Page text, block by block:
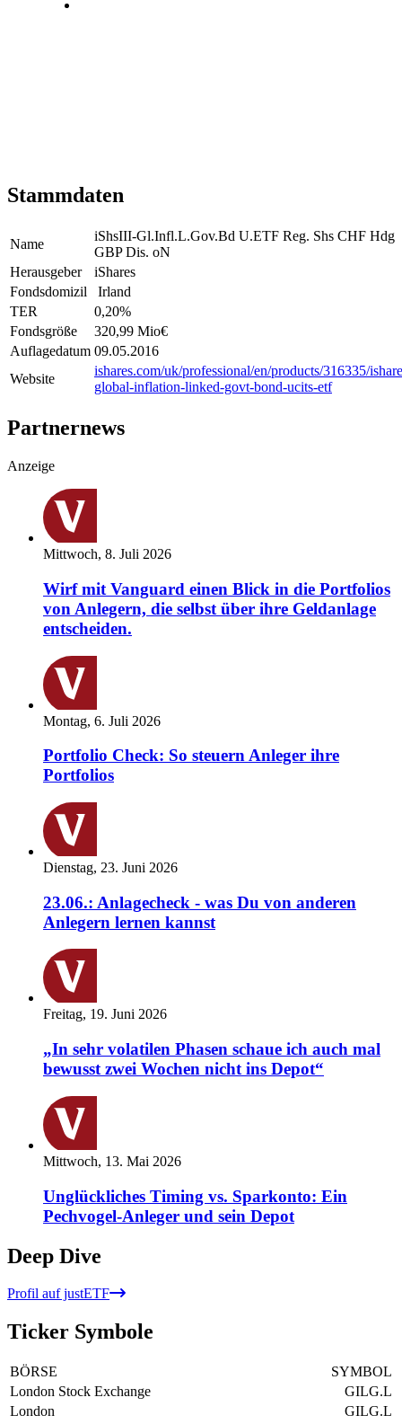
Stammdaten
Name
iShsIII-Gl.Infl.L.Gov.Bd U.ETF Reg. Shs CHF Hdg
GBP Dis. oN
Herausgeber
iShares
Fondsdomizil
Irland
TER
0,20%
Fondsgröße
320,99 Mio€
Auflagedatum 09.05.2016
Website
ishares.com/uk/professional/en/products/316335/
global-inflation-linked-govt-bond-ucits-etf
Partnernews
Anzeige
Mittwoch, 8. Juli 2026
Wirf mit Vanguard einen Blick in die Portfolios
von Anlegern, die selbst über ihre Geldanlage
entscheiden.
Montag, 6. Juli 2026
Portfolio Check: So steuern Anleger ihre
Portfolios
Dienstag, 23. Juni 2026
23.06.: Anlagecheck - was Du von anderen
Anlegern lernen kannst
Freitag, 19. Juni 2026
„In sehr volatilen Phasen schaue ich auch mal
bewusst zwei Wochen nicht ins Depot“
Mittwoch, 13. Mai 2026
Unglückliches Timing vs. Sparkonto: Ein
Pechvogel-Anleger und sein Depot
Deep Dive
Profil auf justETF
Ticker Symbole
BÖRSE
SYMBOL
London Stock Exchange
GILG.L
London
GILG.L